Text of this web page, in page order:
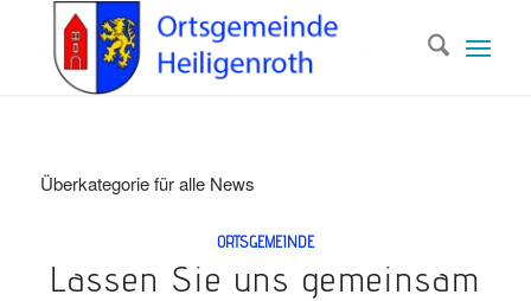
Überkategorie für alle News
ORTSGEMEINDE
Lassen Sie uns gemeinsam